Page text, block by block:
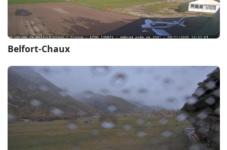
Belfort-Chaux